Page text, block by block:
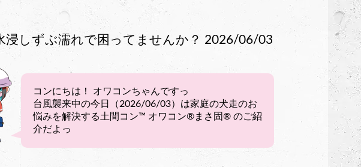
浸しずぶ濡れで困ってませんか？ 2026/06/03
コンにちは！ オワコンちゃんですっ
台風襲来中の今日（2026/06/03）は家庭の犬走のお
悩みを解決する土間コン™︎ オワコン®︎まさ固®︎ のご紹
介だよっ